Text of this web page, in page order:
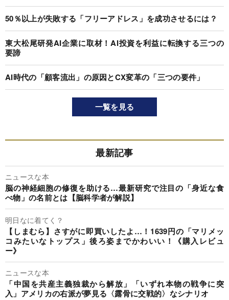
50％以上が失敗する「フリーアドレス」を成功させるには？
東大松尾研発AI企業に取材！AI投資を利益に転換する三つの
要諦
AI時代の「顧客流出」の原因とCX変革の「三つの要件」
一覧を見る
最新記事
ニュースな本
脳の神経細胞の修復を助ける…最新研究で注目の「身近な食
べ物」の名前とは【脳科学者が解説】
明日なに着てく？
【しまむら】さすがに即買いしたよ…！1639円の「マリメッ
コみたいなトップス」後ろ姿までかわいい！《購入レビュ
ー》
ニュースな本
「中国を共産主義独裁から解放」「いずれ本物の戦争に突
入」アメリカの右派が夢見る〈露骨に交戦的〉なシナリオ